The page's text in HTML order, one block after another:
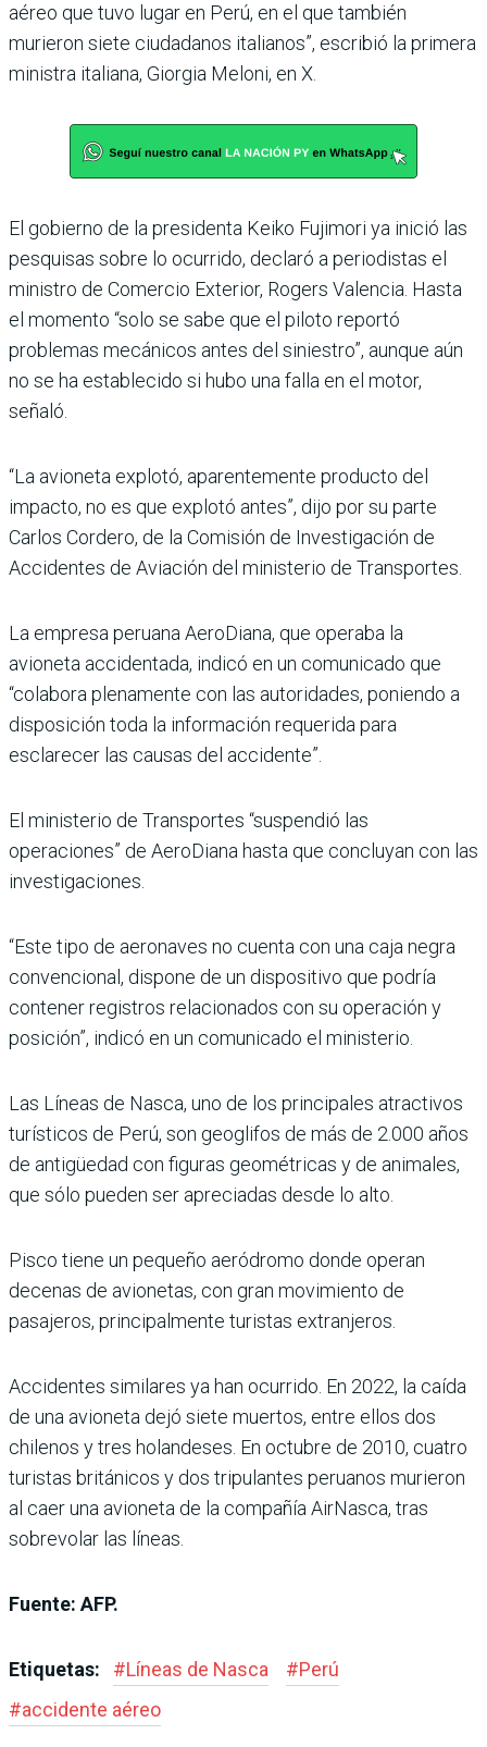
aéreo que tuvo lugar en Perú, en el que también
murieron siete ciudadanos italianos”, escribió la primera
ministra italiana, Giorgia Meloni, en X.
El gobierno de la presidenta Keiko Fujimori ya inició las
pesquisas sobre lo ocurrido, declaró a periodistas el
ministro de Comercio Exterior, Rogers Valencia. Hasta
el momento “solo se sabe que el piloto reportó
problemas mecánicos antes del siniestro”, aunque aún
no se ha establecido si hubo una falla en el motor,
señaló.
“La avioneta explotó, aparentemente producto del
impacto, no es que explotó antes”, dijo por su parte
Carlos Cordero, de la Comisión de Investigación de
Accidentes de Aviación del ministerio de Transportes.
La empresa peruana AeroDiana, que operaba la
avioneta accidentada, indicó en un comunicado que
“colabora plenamente con las autoridades, poniendo a
disposición toda la información requerida para
esclarecer las causas del accidente”.
El ministerio de Transportes “suspendió las
operaciones” de AeroDiana hasta que concluyan con las
investigaciones.
“Este tipo de aeronaves no cuenta con una caja negra
convencional, dispone de un dispositivo que podría
contener registros relacionados con su operación y
posición”, indicó en un comunicado el ministerio.
Las Líneas de Nasca, uno de los principales atractivos
turísticos de Perú, son geoglifos de más de 2.000 años
de antigüedad con figuras geométricas y de animales,
que sólo pueden ser apreciadas desde lo alto.
Pisco tiene un pequeño aeródromo donde operan
decenas de avionetas, con gran movimiento de
pasajeros, principalmente turistas extranjeros.
Accidentes similares ya han ocurrido. En 2022, la caída
de una avioneta dejó siete muertos, entre ellos dos
chilenos y tres holandeses. En octubre de 2010, cuatro
turistas británicos y dos tripulantes peruanos murieron
al caer una avioneta de la compañía AirNasca, tras
sobrevolar las líneas.
Fuente: AFP.
Etiquetas: #Líneas de Nasca #Perú
#accidente aéreo